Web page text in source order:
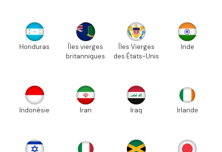
Honduras
Îles vierges
britanniques
Îles Vierges
des États-Unis
Inde
Indonésie Iran Iraq Irlande